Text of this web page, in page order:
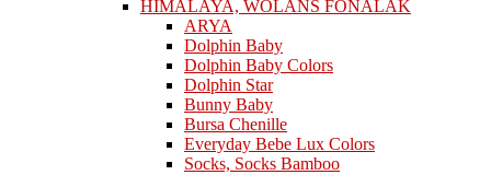
HIMALAYA, WOLANS FONALAK
ARYA
Dolphin Baby
Dolphin Baby Colors
Dolphin Star
Bunny Baby
Bursa Chenille
Everyday Bebe Lux Colors
Socks, Socks Bamboo